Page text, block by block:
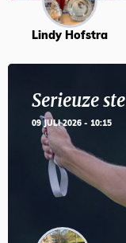
Lindy Hofstra
Serieuze
09 JULI 2026 - 10:15